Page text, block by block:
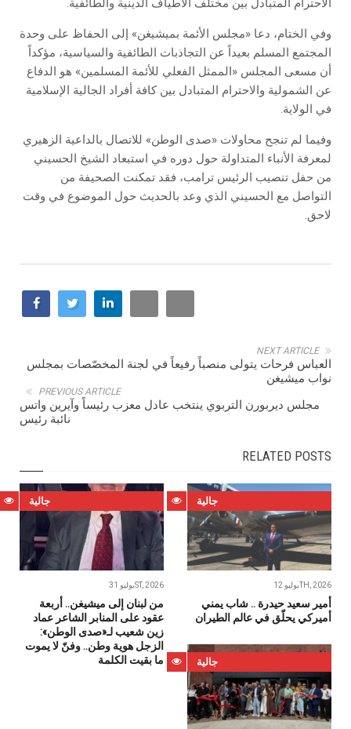
وفي الختام، دعا «مجلس الأئمة بميشيغن» إلى الحفاظ على وحدة
المجتمع المسلم بعيداً عن التجاذبات الطائفية والسياسية، مؤكداً
أن مسعى المجلس «الممثل الفعلي للأئمة المسلمين» هو الدفاع
عن الشمولية والاحترام المتبادل بين كافة أفراد الجالية الإسلامية
في الولاية.
وفيما لم تنجح محاولات «صدى الوطن» للاتصال بالداعية الزهيري
لمعرفة الأنباء المتداولة حول دوره في استبعاد الشيخ الحسيني
من حفل تنصيب الرئيس ترامب، فقد تمكنت الصحيفة من
التواصل مع الحسيني الذي وعد بالحديث حول الموضوع في وقت
لاحق.
NEXT ARTICLE
العباس فرحات يتولى منصباً رفيعاً في لجنة المخصّصات بمجلس
نواب ميشيغن
PREVIOUS ARTICLE
مجلس ديربورن التربوي ينتخب عادل معزب رئيساً وآيرين واتس
نائبة رئيس
RELATED POSTS
جالية
يوليو 31ST, 2026
من لبنان إلى ميشيغن.. أربعة
عقود على المنابر الشاعر عماد
زين شعيب لـ«صدى الوطن»:
الزجل هوية وطن.. وفنّ لا يموت
ما بقيت الكلمة
جالية
يوليو 12TH, 2026
أمير سعيد حيدرة .. شاب يمني
أميركي يحلّق في عالم الطيران
جالية